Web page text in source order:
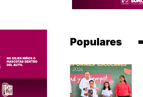
Populares